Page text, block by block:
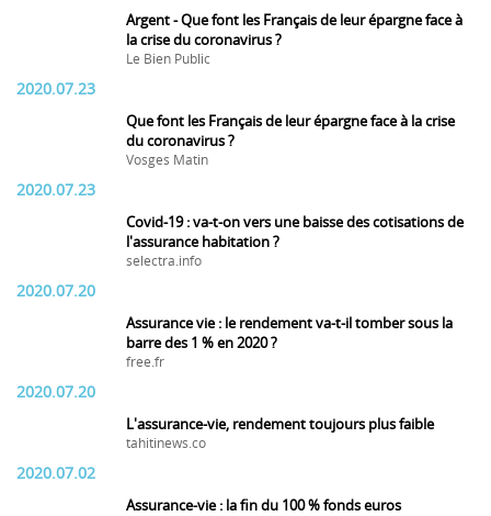
Argent - Que font les Français de leur épargne face à
la crise du coronavirus ?
Le Bien Public
2020.07.23
Que font les Français de leur épargne face à la crise
du coronavirus ?
Vosges Matin
2020.07.23
Covid-19 : va-t-on vers une baisse des cotisations de
l'assurance habitation ?
selectra.info
2020.07.20
Assurance vie : le rendement va-t-il tomber sous la
barre des 1 % en 2020 ?
free.fr
2020.07.20
L'assurance-vie, rendement toujours plus faible
tahitinews.co
2020.07.02
Assurance-vie : la fin du 100 % fonds euros